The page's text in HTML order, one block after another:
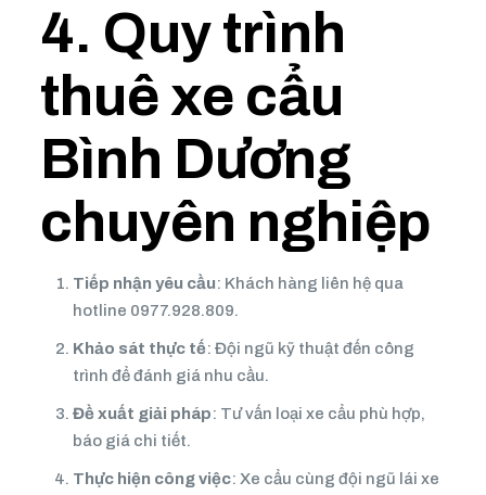
4. Quy trình
thuê xe cẩu
Bình Dương
chuyên nghiệp
Tiếp nhận yêu cầu: Khách hàng liên hệ qua
hotline 0977.928.809.
Khảo sát thực tế: Đội ngũ kỹ thuật đến công
trình để đánh giá nhu cầu.
Đề xuất giải pháp: Tư vấn loại xe cẩu phù hợp,
báo giá chi tiết.
Thực hiện công việc: Xe cẩu cùng đội ngũ lái xe